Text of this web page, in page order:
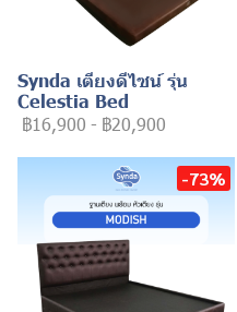
Synda เตียงดีไซน์ รุ่น
Celestia Bed
฿16,900 - ฿20,900
-73%